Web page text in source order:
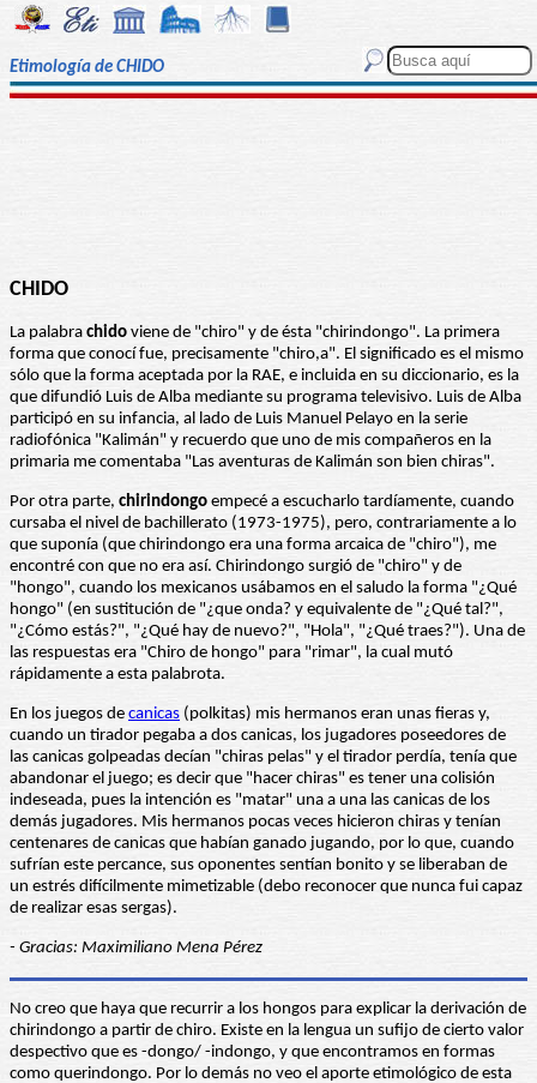
Etimología de CHIDO
CHIDO
La palabra chido viene de "chiro" y de ésta "chirindongo". La primera
forma que conocí fue, precisamente "chiro,a". El significado es el mismo
sólo que la forma aceptada por la RAE, e incluida en su diccionario, es la
que difundió Luis de Alba mediante su programa televisivo. Luis de Alba
participó en su infancia, al lado de Luis Manuel Pelayo en la serie
radiofónica "Kalimán" y recuerdo que uno de mis compañeros en la
primaria me comentaba "Las aventuras de Kalimán son bien chiras".
Por otra parte, chirindongo empecé a escucharlo tardíamente, cuando
cursaba el nivel de bachillerato (1973-1975), pero, contrariamente a lo
que suponía (que chirindongo era una forma arcaica de "chiro"), me
encontré con que no era así. Chirindongo surgió de "chiro" y de
"hongo", cuando los mexicanos usábamos en el saludo la forma "¿Qué
hongo" (en sustitución de "¿que onda? y equivalente de "¿Qué tal?",
"¿Cómo estás?", "¿Qué hay de nuevo?", "Hola", "¿Qué traes?"). Una de
las respuestas era "Chiro de hongo" para "rimar", la cual mutó
rápidamente a esta palabrota.
En los juegos de canicas (polkitas) mis hermanos eran unas fieras y,
cuando un tirador pegaba a dos canicas, los jugadores poseedores de
las canicas golpeadas decían "chiras pelas" y el tirador perdía, tenía que
abandonar el juego; es decir que "hacer chiras" es tener una colisión
indeseada, pues la intención es "matar" una a una las canicas de los
demás jugadores. Mis hermanos pocas veces hicieron chiras y tenían
centenares de canicas que habían ganado jugando, por lo que, cuando
sufrían este percance, sus oponentes sentían bonito y se liberaban de
un estrés difícilmente mimetizable (debo reconocer que nunca fui capaz
de realizar esas sergas).
- Gracias: Maximiliano Mena Pérez
No creo que haya que recurrir a los hongos para explicar la derivación de
chirindongo a partir de chiro. Existe en la lengua un sufijo de cierto valor
despectivo que es -dongo/ -indongo, y que encontramos en formas
como querindongo. Por lo demás no veo el aporte etimológico de esta